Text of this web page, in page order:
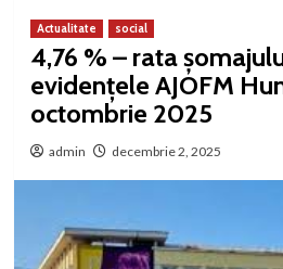
Actualitate social
4,76 % – rata
evidenţele AJOFM
octombrie 2025
admin decembrie 2, 2025